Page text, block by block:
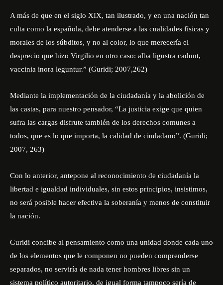
A más de que en el siglo XIX, tan ilustrado, y en una nación tan
culta como la española, debe atenderse a las cualidades físicas y
morales de los súbditos, y no al color, lo que merecería el
desprecio que hizo Virgilio en otro caso: alba ligustra cadunt,
vaccinia inora leguntur.” (Guridi; 2007,262)
Mediante la implementación de la ciudadanía y la abolición de
las castas, para nuestro pensador, “La justicia exige que quien
sufra las cargas disfrute también de los derechos comunes a
todos, que es lo que importa, la calidad de ciudadano”. (Guridi;
2007, 263)
Con lo anterior, antepone al reconocimiento de ciudadanía la
libertad e igualdad individuales, sin estos principios, insistimos,
no será posible hacer efectiva la soberanía y menos de constituir
la nación.
Guridi concibe al pensamiento como una unidad donde cada uno
de los elementos que le componen no pueden comprenderse
separados, no serviría de nada tener hombres libres sin un
sistema político autoritario, de igual forma tampoco sería de